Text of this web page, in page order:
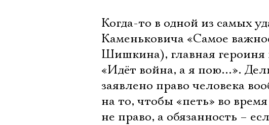
Когда-то в одной из самых
Каменьковича «Самое
Шишкина), главная
«Идёт война, а я пою…».
заявлено право человека
на то, чтобы «петь» во
не право, а обязанность –